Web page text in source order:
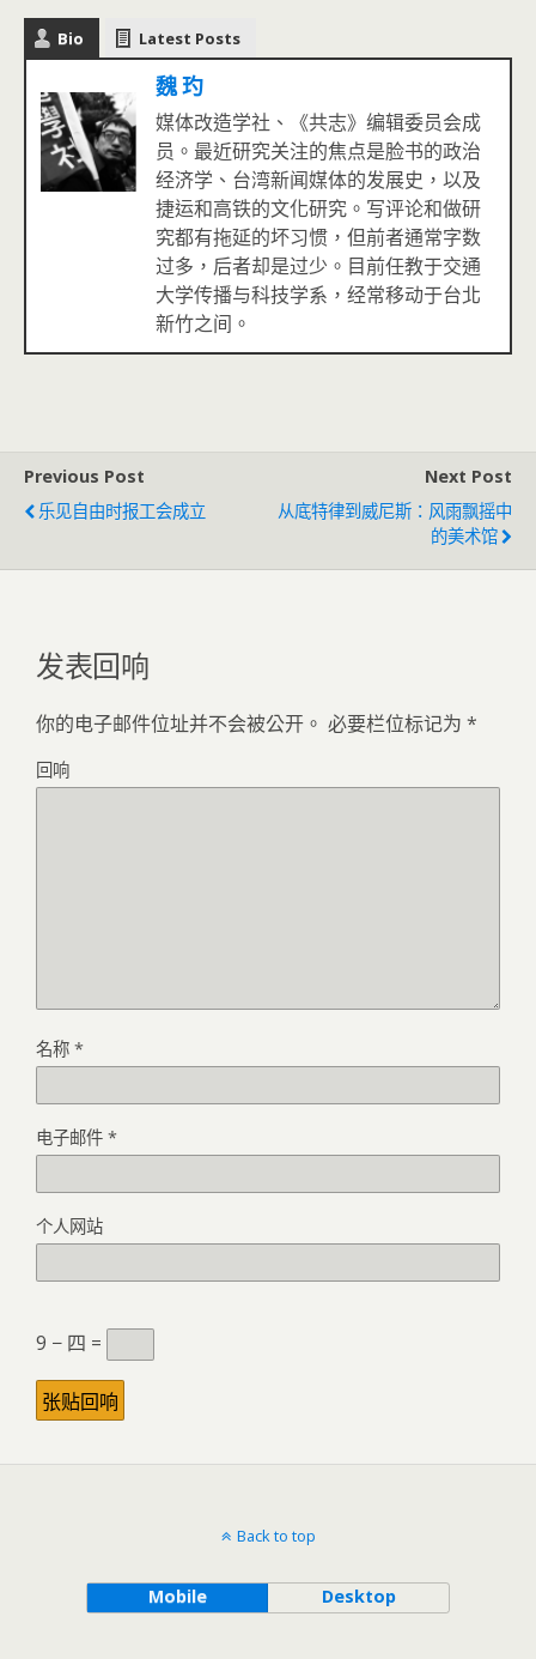
Bio Latest Posts
魏 玓
媒体改造学社、《共志》编辑委员会成
员。最近研究关注的焦点是脸书的政治
经济学、台湾新闻媒体的发展史，以及
捷运和高铁的文化研究。写评论和做研
究都有拖延的坏习惯，但前者通常字数
过多，后者却是过少。目前任教于交通
大学传播与科技学系，经常移动于台北
新竹之间。
Previous Post
乐见自由时报工会成立
Next Post
从底特律到威尼斯：风雨飘摇中
的美术馆
发表回响
你的电子邮件位址并不会被公开。 必要栏位标记为 *
回响
名称 *
电子邮件 *
个人网站
9 − 四 =
Back to top
Mobile Desktop